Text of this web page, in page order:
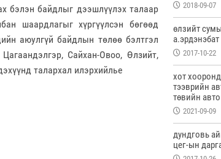
бэлэн байдлыг дээшлүүлэх талаар
шаардлагыг хүргүүлсэн бөгөөд
аюулгүй байдлын төлөө бэлтгэл
Сайхан-Овоо, Өлзийт,
талархал илэрхийлье
2018-09-07
өлзийт
2017-10-22
хот
тээврийн
төвийн
2021-09-09
дундговь
цег-ын